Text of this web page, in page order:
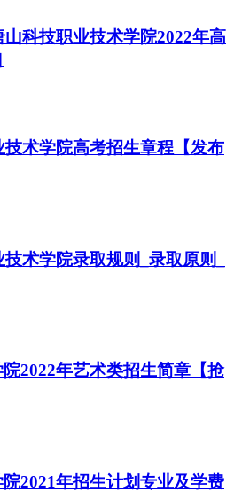
山科技职业技术学院2022年高
术学院高考招生章程【发布
术学院录取规则_录取原则_
2022年艺术类招生简章【抢
2021年招生计划专业及学费